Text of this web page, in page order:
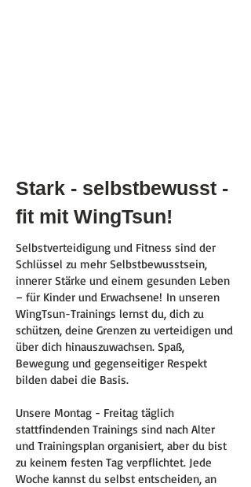
Stark - selbstbewusst -
fit mit WingTsun!
Selbstverteidigung und Fitness sind der
Schlüssel zu mehr Selbstbewusstsein,
innerer Stärke und einem gesunden Leben
– für Kinder und Erwachsene! In unseren
WingTsun-Trainings lernst du, dich zu
schützen, deine Grenzen zu verteidigen und
über dich hinauszuwachsen. Spaß,
Bewegung und gegenseitiger Respekt
bilden dabei die Basis.
Unsere Montag - Freitag täglich
stattfindenden Trainings sind nach Alter
und Trainingsplan organisiert, aber du bist
zu keinem festen Tag verpflichtet. Jede
Woche kannst du selbst entscheiden, an